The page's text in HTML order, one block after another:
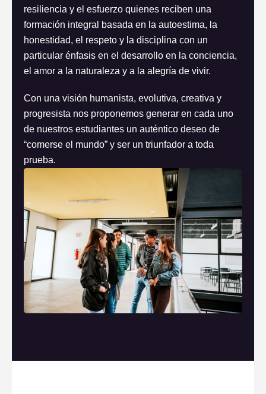
resiliencia y el esfuerzo quienes reciben una
formación integral basada en la autoestima, la
honestidad, el respeto y la disciplina con un
particular énfasis en el desarrollo en la conciencia,
el amor a la naturaleza y a la alegría de vivir.
Con una visión humanista, evolutiva, creativa y
progresista nos proponemos generar en cada uno
de nuestros estudiantes un auténtico deseo de
“comerse el mundo” y ser un triunfador a toda
prueba.